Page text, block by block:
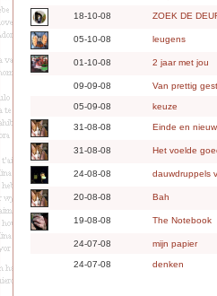
18-10-08 ZOEK DE
05-10-08 leugens
01-10-08 2 jaar met jou
09-09-08 Van prettig
05-09-08 keuze
31-08-08 Einde en
31-08-08 Het voelde
24-08-08 dauwdruppels
20-08-08 Bah
19-08-08 The Notebook
24-07-08 mijn papier
24-07-08 denken